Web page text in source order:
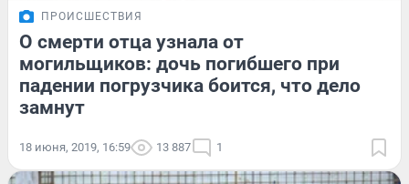
ПРОИСШЕСТВИЯ
О смерти отца узнала от
могильщиков: дочь погибшего при
падении погрузчика боится, что дело
замнут
18 июня, 2019, 16:59 13 887 1